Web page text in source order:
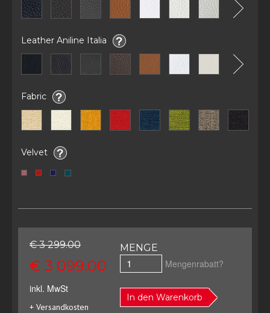
Leather Aniline Italia
Fabric
Velvet
€ 3 299.00
€ 3 099.00
inkl. MwSt
+ Versandkosten
MENGE
Mengenrabatt?
In den Warenkorb